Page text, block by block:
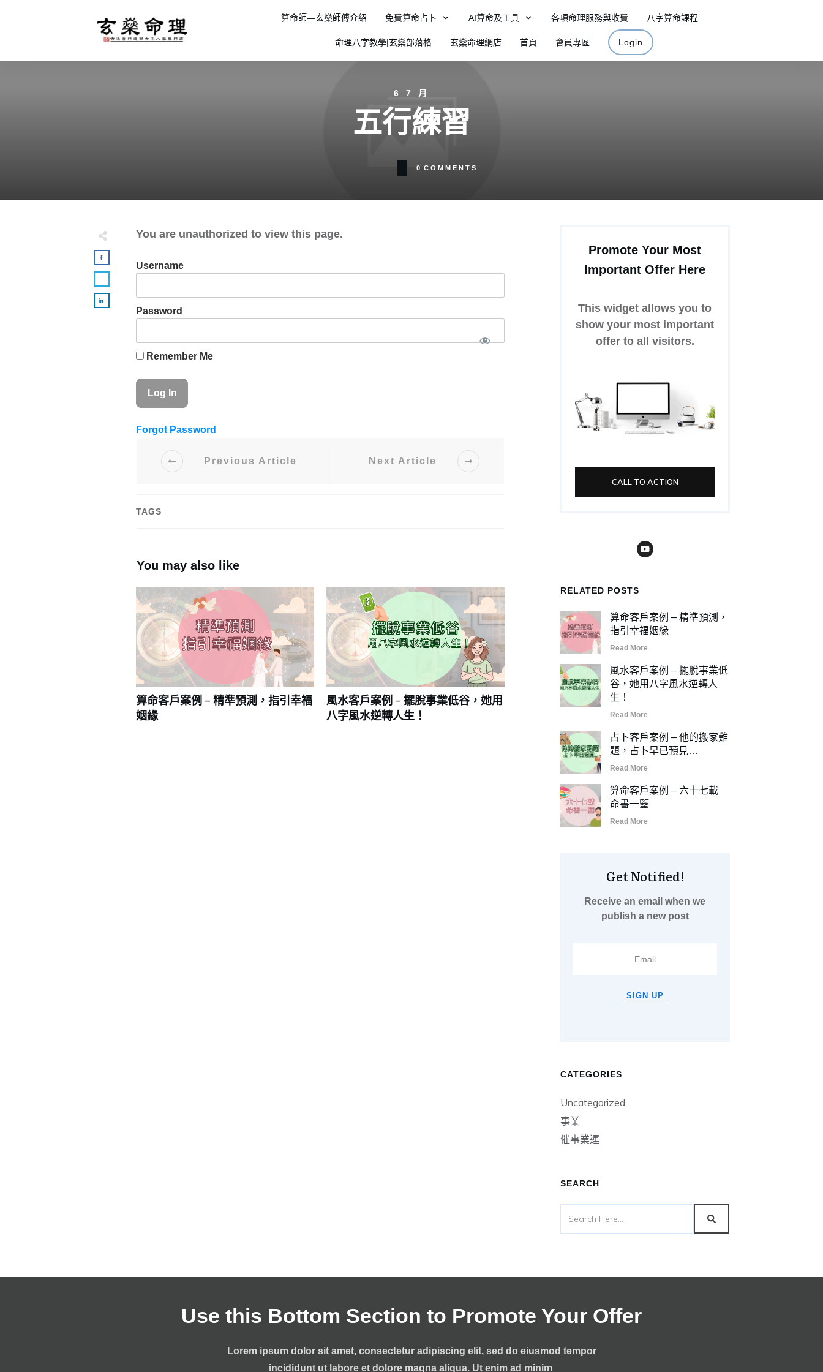
算命師—玄燊師傅介紹 免費算命占卜 AI算命及工具 各項命理服務與收費 八字算命課程
命理八字教學|玄燊部落格 玄燊命理網店 首頁 會員專區 Login
6 7 月
五行練習
0 COMMENTS
You are unauthorized to view this page.
Username
Password
Remember Me
Forgot Password
Previous Article Next Article
TAGS
You may also like
算命客戶案例 – 精準預測，指引幸福
姻緣
風水客戶案例 – 擺脫事業低谷，她用
八字風水逆轉人生！
Promote Your Most
Important Offer Here
This widget allows you to
show your most important
offer to all visitors.
CALL TO ACTION
RELATED POSTS
算命客戶案例 – 精準預測，
指引幸福姻緣
Read More
風水客戶案例 – 擺脫事業低
谷，她用八字風水逆轉人
生！
Read More
占卜客戶案例 – 他的搬家難
題，占卜早已預見…
Read More
算命客戶案例 – 六十七載
命書一鑒
Read More
Get Notified!
Receive an email when we
publish a new post
SIGN UP
CATEGORIES
Uncategorized
事業
催事業運
SEARCH
Use this Bottom Section to Promote Your Offer
Lorem ipsum dolor sit amet, consectetur adipiscing elit, sed do eiusmod tempor
incididunt ut labore et dolore magna aliqua. Ut enim ad minim